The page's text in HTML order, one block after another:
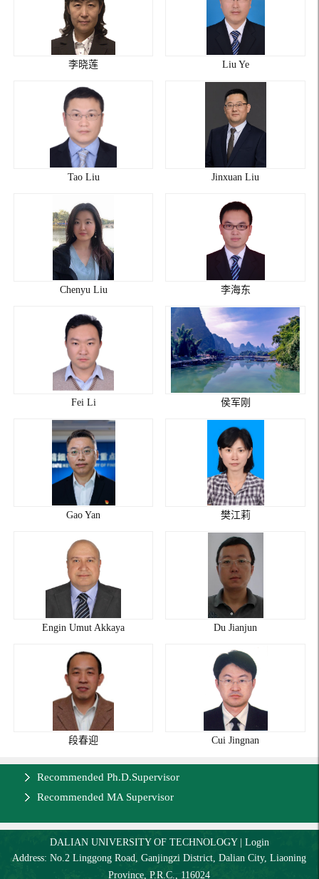
李晓莲 Liu Ye
Tao Liu Jinxuan Liu
Chenyu Liu 李海东
Fei Li 侯军刚
Gao Yan 樊江莉
Engin Umut Akkaya Du Jianjun
段春迎 Cui Jingnan
Recommended Ph.D.Supervisor
Recommended MA Supervisor
DALIAN UNIVERSITY OF TECHNOLOGY| Login
Address: No.2 Linggong Road, Ganjingzi District, Dalian City, Liaoning
Province, P.R.C., 116024